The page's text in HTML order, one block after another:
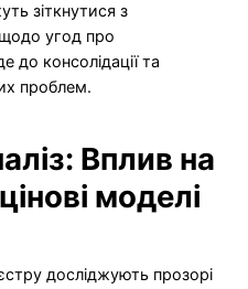
зіткнутися з
угод про
до консолідації та
проблем.
Вплив на
моделі
досліджують прозорі